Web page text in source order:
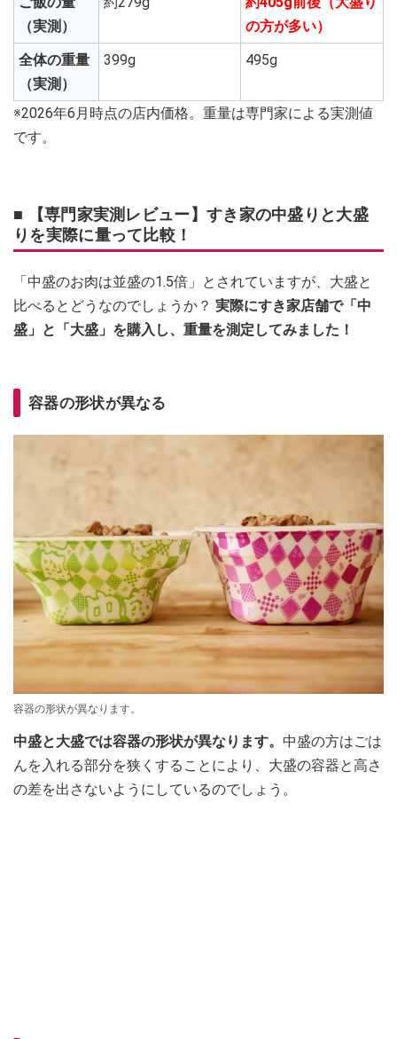
（実測）
の方が多い）
全体の重量
（実測）
399g 495g
※2026年6月時点の店内価格。重量は専門家による実測値
です。
■ 【専門家実測レビュー】すき家の中盛りと大盛
りを実際に量って比較！
「中盛のお肉は並盛の1.5倍」とされていますが、大盛と
比べるとどうなのでしょうか？ 実際にすき家店舗で「中
盛」と「大盛」を購入し、重量を測定してみました！
容器の形状が異なる
容器の形状が異なります。
中盛と大盛では容器の形状が異なります。 中盛の方はごは
んを入れる部分を狭くすることにより、大盛の容器と高さ
の差を出さないようにしているのでしょう。